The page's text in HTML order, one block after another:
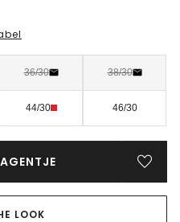
36/30 38/30
44/30 46/30
LOOK